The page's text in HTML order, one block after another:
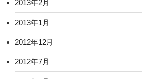
2013年2月
2013年1月
2012年12月
2012年7月